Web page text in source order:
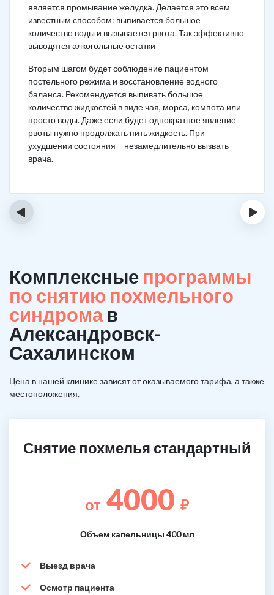
является промывание желудка. Делается это всем
известным способом: выпивается большое
количество воды и вызывается рвота. Так эффективно
выводятся алкогольные остатки
Вторым шагом будет соблюдение пациентом
постельного режима и восстановление водного
баланса. Рекомендуется выпивать большое
количество жидкостей в виде чая, морса, компота или
просто воды. Даже если будет однократное явление
рвоты нужно продолжать пить жидкость. При
ухудшении состояния – незамедлительно вызвать
врача.
‹ ›
Комплексные программы
по снятию похмельного
синдромав
Александровск-
Сахалинском
Цена в нашей клинике зависят от оказываемого тарифа, а также
местоположения.
Снятие похмелья стандартный
от 4000 ₽
Объем капельницы 400 мл
Выезд врача
Осмотр пациента